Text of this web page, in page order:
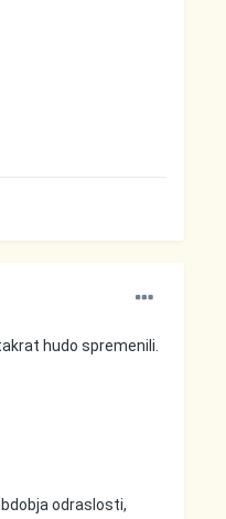
hudo spremenili.
odraslosti,